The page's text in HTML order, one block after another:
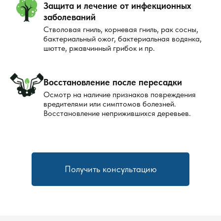
Для предотвращения повторного появления клещей
важно проводить регулярные профилактические
мероприятия. Рекомендуется поддерживать чистоту на
участке, косить траву и обрабатывать места обитания
Как заказать услугу?
Заказать услугу уничтожения клещей можно на нашем
сайте или по телефону. Мы предлагаем гибкие условия
здоровье и безопасности! Наша компания гарантирует
клещей, что позволит вам наслаждаться отдыхом на
природе без риска заражения.
Защита и лечение от инфекционных
заболеваний
Стволовая гниль, корневая гниль, рак сосны,
бактериальный ожог, бактериальная водянка,
шютте, ржавчинный грибок и пр.
Восстановление после пересадки
Осмотр на наличие признаков повреждения
вредителями или симптомов болезней.
Восстановление неприжившихся деревьев.
Получить консультацию